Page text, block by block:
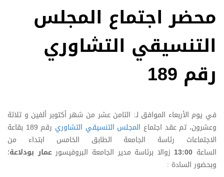
محضر اجتماع المجلس
التنسيقي التشاوري
رقم 189
في يوم الأربعاء الموافق لـ: الثامن عشر من شهر أكتوبر ألفين و ثلاثة
وعشرون، تم عقد اجتماع المجلس التنسيقي التشاوري
رقم 189 بقاعة
الاجتماعات رئاسة الجامعة الطابق الخامس ابتداء من
الساعة 13:00 زوالا برئاسة مدير الجامعة البروفيسورعمار بودلاعة؛
وبحضور السادة :